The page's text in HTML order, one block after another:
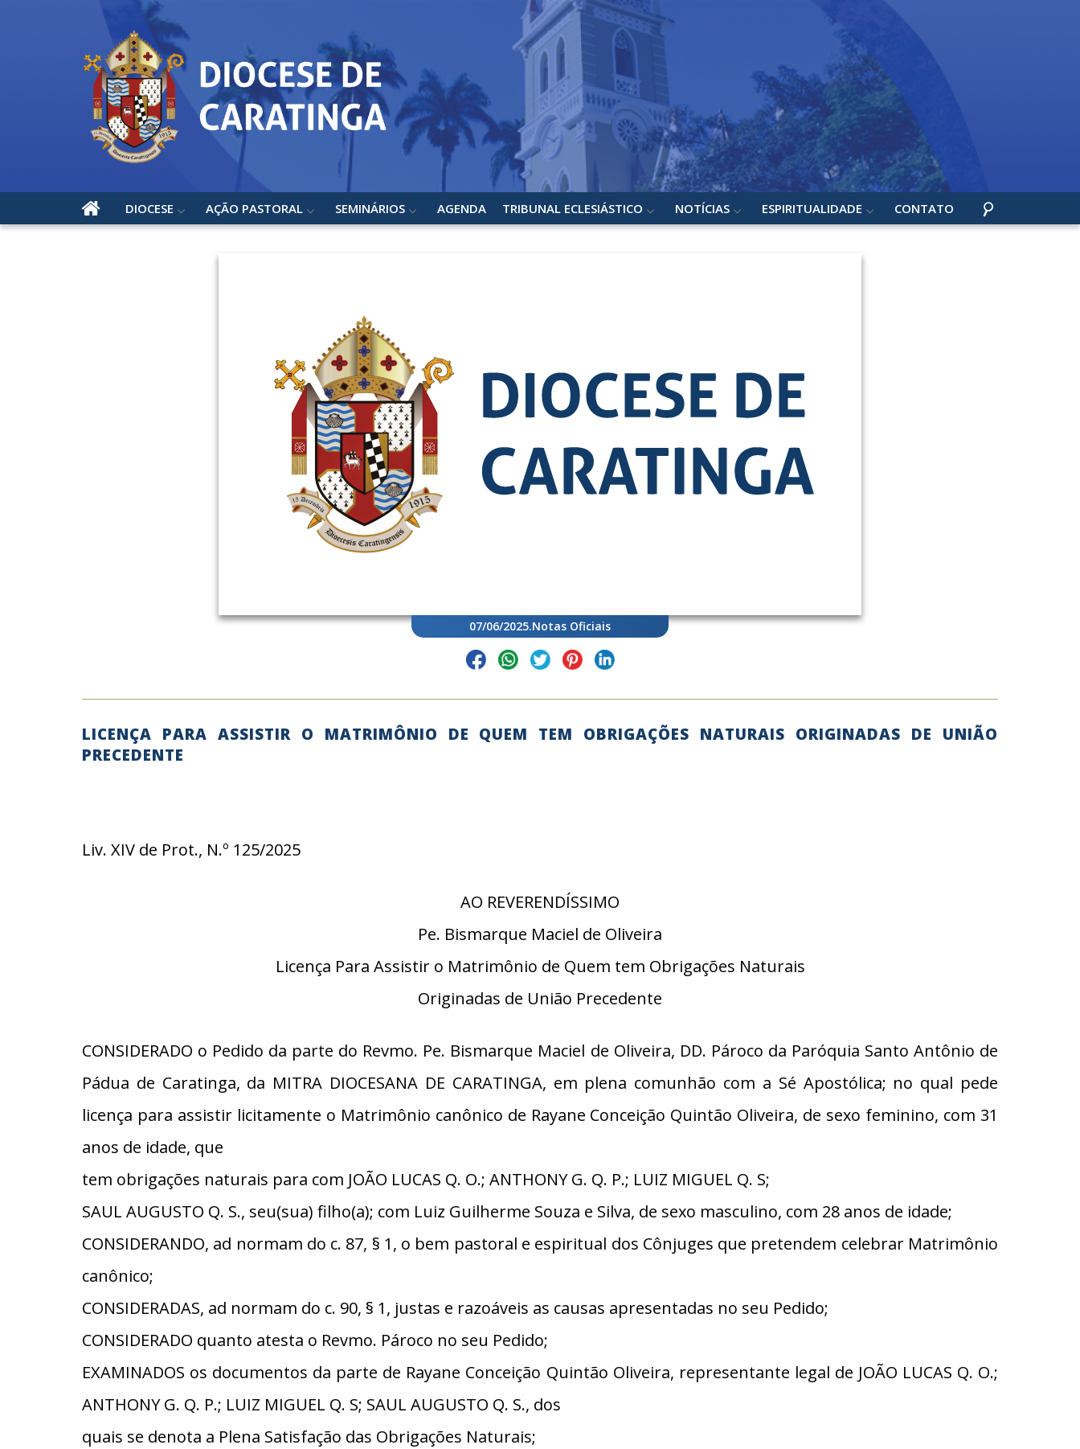
DIOCESE AÇÃO PASTORAL SEMINÁRIOS AGENDA TRIBUNAL ECLESIÁSTICO NOTÍCIAS ESPIRITUALIDADE CONTATO
07/06/2025.Notas Oficiais
LICENÇA PARA ASSISTIR O MATRIMÔNIO DE QUEM TEM OBRIGAÇÕES NATURAIS ORIGINADAS DE UNIÃO
PRECEDENTE
Liv. XIV de Prot., N.º 125/2025
AO REVERENDÍSSIMO
Pe. Bismarque Maciel de Oliveira
Licença Para Assistir o Matrimônio de Quem tem Obrigações Naturais
Originadas de União Precedente
CONSIDERADO o Pedido da parte do Revmo. Pe. Bismarque Maciel de Oliveira, DD. Pároco da Paróquia Santo Antônio de
Pádua de Caratinga, da MITRA DIOCESANA DE CARATINGA, em plena comunhão com a Sé Apostólica; no qual pede
licença para assistir licitamente o Matrimônio canônico de Rayane Conceição Quintão Oliveira, de sexo feminino, com 31
anos de idade, que
tem obrigações naturais para com JOÃO LUCAS Q. O.; ANTHONY G. Q. P.; LUIZ MIGUEL Q. S;
SAUL AUGUSTO Q. S., seu(sua) filho(a); com Luiz Guilherme Souza e Silva, de sexo masculino, com 28 anos de idade;
CONSIDERANDO, ad normam do c. 87, § 1, o bem pastoral e espiritual dos Cônjuges que pretendem celebrar Matrimônio
canônico;
CONSIDERADAS, ad normam do c. 90, § 1, justas e razoáveis as causas apresentadas no seu Pedido;
CONSIDERADO quanto atesta o Revmo. Pároco no seu Pedido;
EXAMINADOS os documentos da parte de Rayane Conceição Quintão Oliveira, representante legal de JOÃO LUCAS Q. O.;
ANTHONY G. Q. P.; LUIZ MIGUEL Q. S; SAUL AUGUSTO Q. S., dos
quais se denota a Plena Satisfação das Obrigações Naturais;